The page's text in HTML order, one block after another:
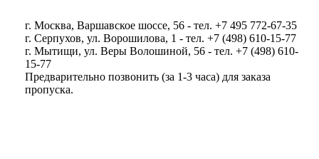
г. Москва, Варшавское шоссе, 56 - тел. +7 495 772-67-35
г. Серпухов, ул. Ворошилова, 1 - тел. +7 (498) 610-15-77
г. Мытищи, ул. Веры Волошиной, 56 - тел. +7 (498) 610-
15-77
Предварительно позвонить (за 1-3 часа) для заказа
пропуска.